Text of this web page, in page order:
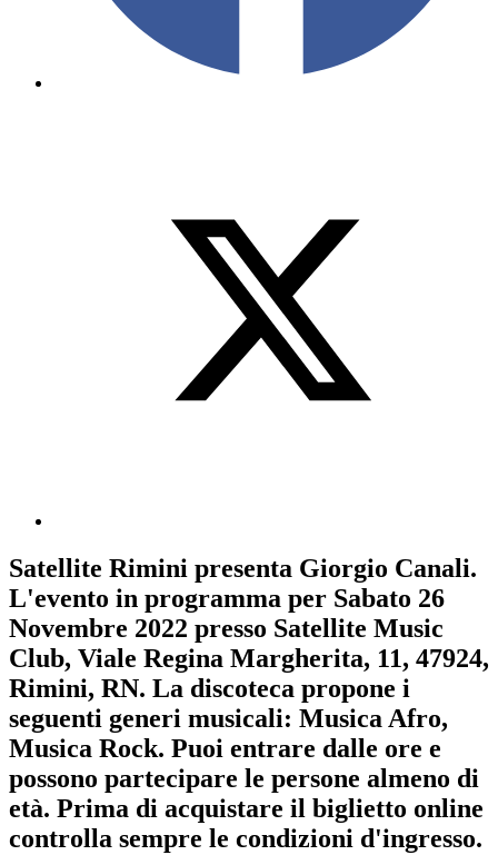
Satellite Rimini presenta Giorgio Canali.
L'evento in programma per Sabato 26
Novembre 2022 presso Satellite Music
Club, Viale Regina Margherita, 11, 47924,
Rimini, RN. La discoteca propone i
seguenti generi musicali: Musica Afro,
Musica Rock. Puoi entrare dalle ore e
possono partecipare le persone almeno di
età. Prima di acquistare il biglietto online
controlla sempre le condizioni d'ingresso.